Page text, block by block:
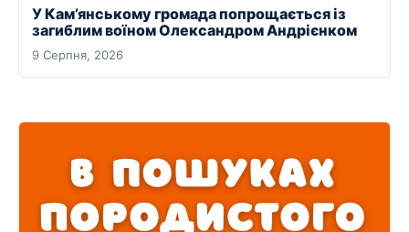
У Кам’янському громада попрощається із
загиблим воїном Олександром Андрієнком
9 Серпня, 2026